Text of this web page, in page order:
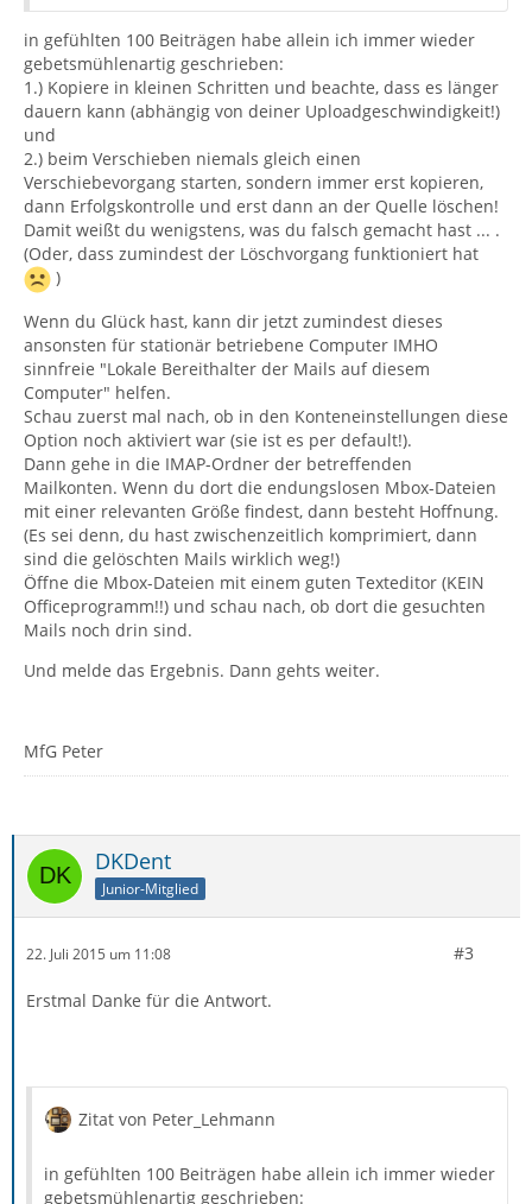
in gefühlten 100 Beiträgen habe allein ich immer wieder
gebetsmühlenartig geschrieben:
1.) Kopiere in kleinen Schritten und beachte, dass es länger
dauern kann (abhängig von deiner Uploadgeschwindigkeit!)
und
2.) beim Verschieben niemals gleich einen
Verschiebevorgang starten, sondern immer erst kopieren,
dann Erfolgskontrolle und erst dann an der Quelle löschen!
Damit weißt du wenigstens, was du falsch gemacht hast ... .
(Oder, dass zumindest der Löschvorgang funktioniert hat
)
Wenn du Glück hast, kann dir jetzt zumindest dieses
ansonsten für stationär betriebene Computer IMHO
sinnfreie "Lokale Bereithalter der Mails auf diesem
Computer" helfen.
Schau zuerst mal nach, ob in den Konteneinstellungen diese
Option noch aktiviert war (sie ist es per default!).
Dann gehe in die IMAP-Ordner der betreffenden
Mailkonten. Wenn du dort die endungslosen Mbox-Dateien
mit einer relevanten Größe findest, dann besteht Hoffnung.
(Es sei denn, du hast zwischenzeitlich komprimiert, dann
sind die gelöschten Mails wirklich weg!)
Öffne die Mbox-Dateien mit einem guten Texteditor (KEIN
Officeprogramm!!) und schau nach, ob dort die gesuchten
Mails noch drin sind.
Und melde das Ergebnis. Dann gehts weiter.
MfG Peter
DKDent
Junior-Mitglied
22. Juli 2015 um 11:08 #3
Erstmal Danke für die Antwort.
Zitat von Peter_Lehmann
in gefühlten 100 Beiträgen habe allein ich immer wieder
gebetsmühlenartig geschrieben: